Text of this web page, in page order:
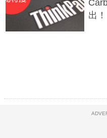
出！